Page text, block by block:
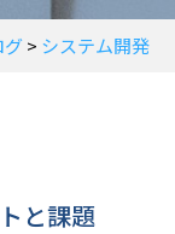
グ> システム開発
と課題